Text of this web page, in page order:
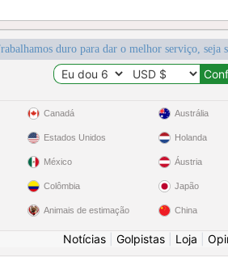
duro para dar o melhor serviço, seja
Canadá
Estados Unidos
México
Colômbia
Animais de estimação
Austrália
Holanda
Áustria
Japão
China
Notícias Golpistas Loja